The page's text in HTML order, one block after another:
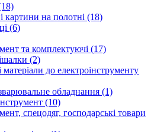
картини на полотні (18)
(6)
та комплектуючі (17)
(2)
матеріали до електроінструменту
обладнання (1)
(10)
спецодяг, господарські товари